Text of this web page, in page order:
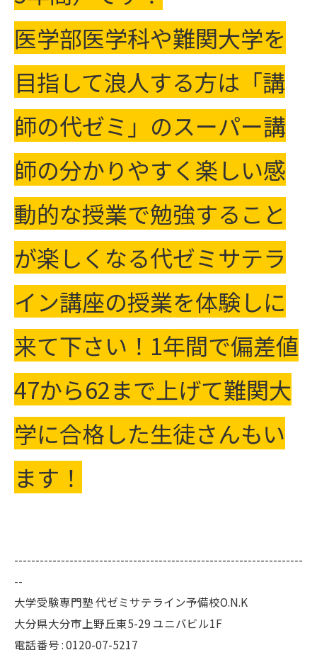
医学部医学科や難関大学を
目指して浪人する方は「講
師の代ゼミ」のスーパー講
師の分かりやすく楽しい感
動的な授業で勉強すること
が楽しくなる代ゼミサテラ
イン講座の授業を体験しに
来て下さい！1年間で偏差値
47から62まで上げて難関大
学に合格した生徒さんもい
ます！
--------------------------------------------------------------------
--
大学受験専門塾 代ゼミサテライン予備校O.N.K
大分県大分市上野丘東5-29 ユニバビル1F
電話番号 : 0120-07-5217